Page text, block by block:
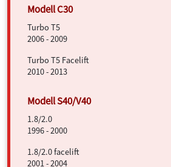
Turbo T5
2006 - 2009
Turbo T5 Facelift
2010 - 2013
1.8/2.0
1996 - 2000
1.8/2.0 facelift
2001 - 2004